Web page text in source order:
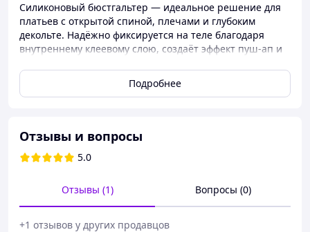
Силиконовый бюстгальтер — идеальное решение для
платьев с открытой спиной, плечами и глубоким
декольте. Надёжно фиксируется на теле благодаря
внутреннему клеевому слою, создаёт эффект пуш-ап и
под одеждой.
👙Тип:силиконовый, без спинки и бретелей
✨Особенности:многоразовый
Подробнее
Отзывы и вопросы
5.0
Отзывы (1) Вопросы (0)
+1 отзывов у других продавцов